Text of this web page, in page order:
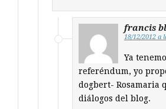
francis
18/12/2012 a
Ya
referéndum, yo
dogbert- Rosamaria
diálogos del blog.